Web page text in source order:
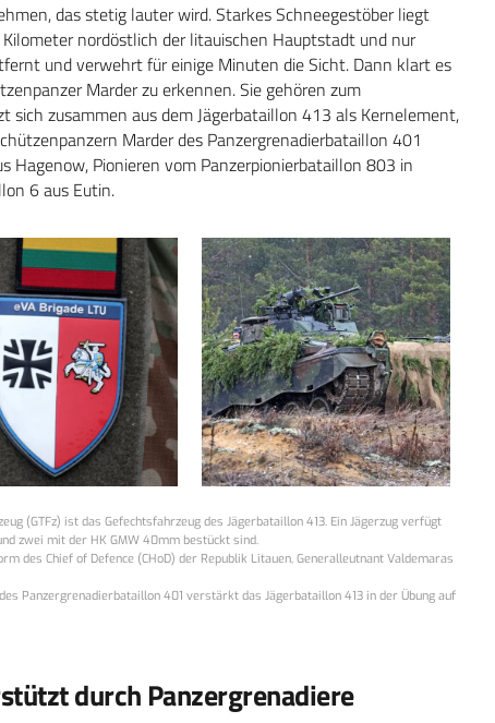
das stetig lauter wird. Starkes Schneegestöber liegt
nordöstlich der litauischen Hauptstadt und nur
und verwehrt für einige Minuten die Sicht. Dann klart es
Marder zu erkennen. Sie gehören zum
sich zusammen aus dem Jägerbataillon 413 als Kernelement,
Marder des Panzergrenadierbataillon 401
Hagenow, Pionieren vom Panzerpionierbataillon 803 in
6 aus Eutin.
(GTFz) ist das Gefechtsfahrzeug des Jägerbataillon 413. Ein Jägerzug verfügt
zwei mit der HK GMW 40mm bestückt sind.
des Chief of Defence (CHoD) der Republik Litauen, Generalleutnant Valdemaras
Panzergrenadierbataillon 401 verstärkt das Jägerbataillon 413 in der Übung auf
durch Panzergrenadiere